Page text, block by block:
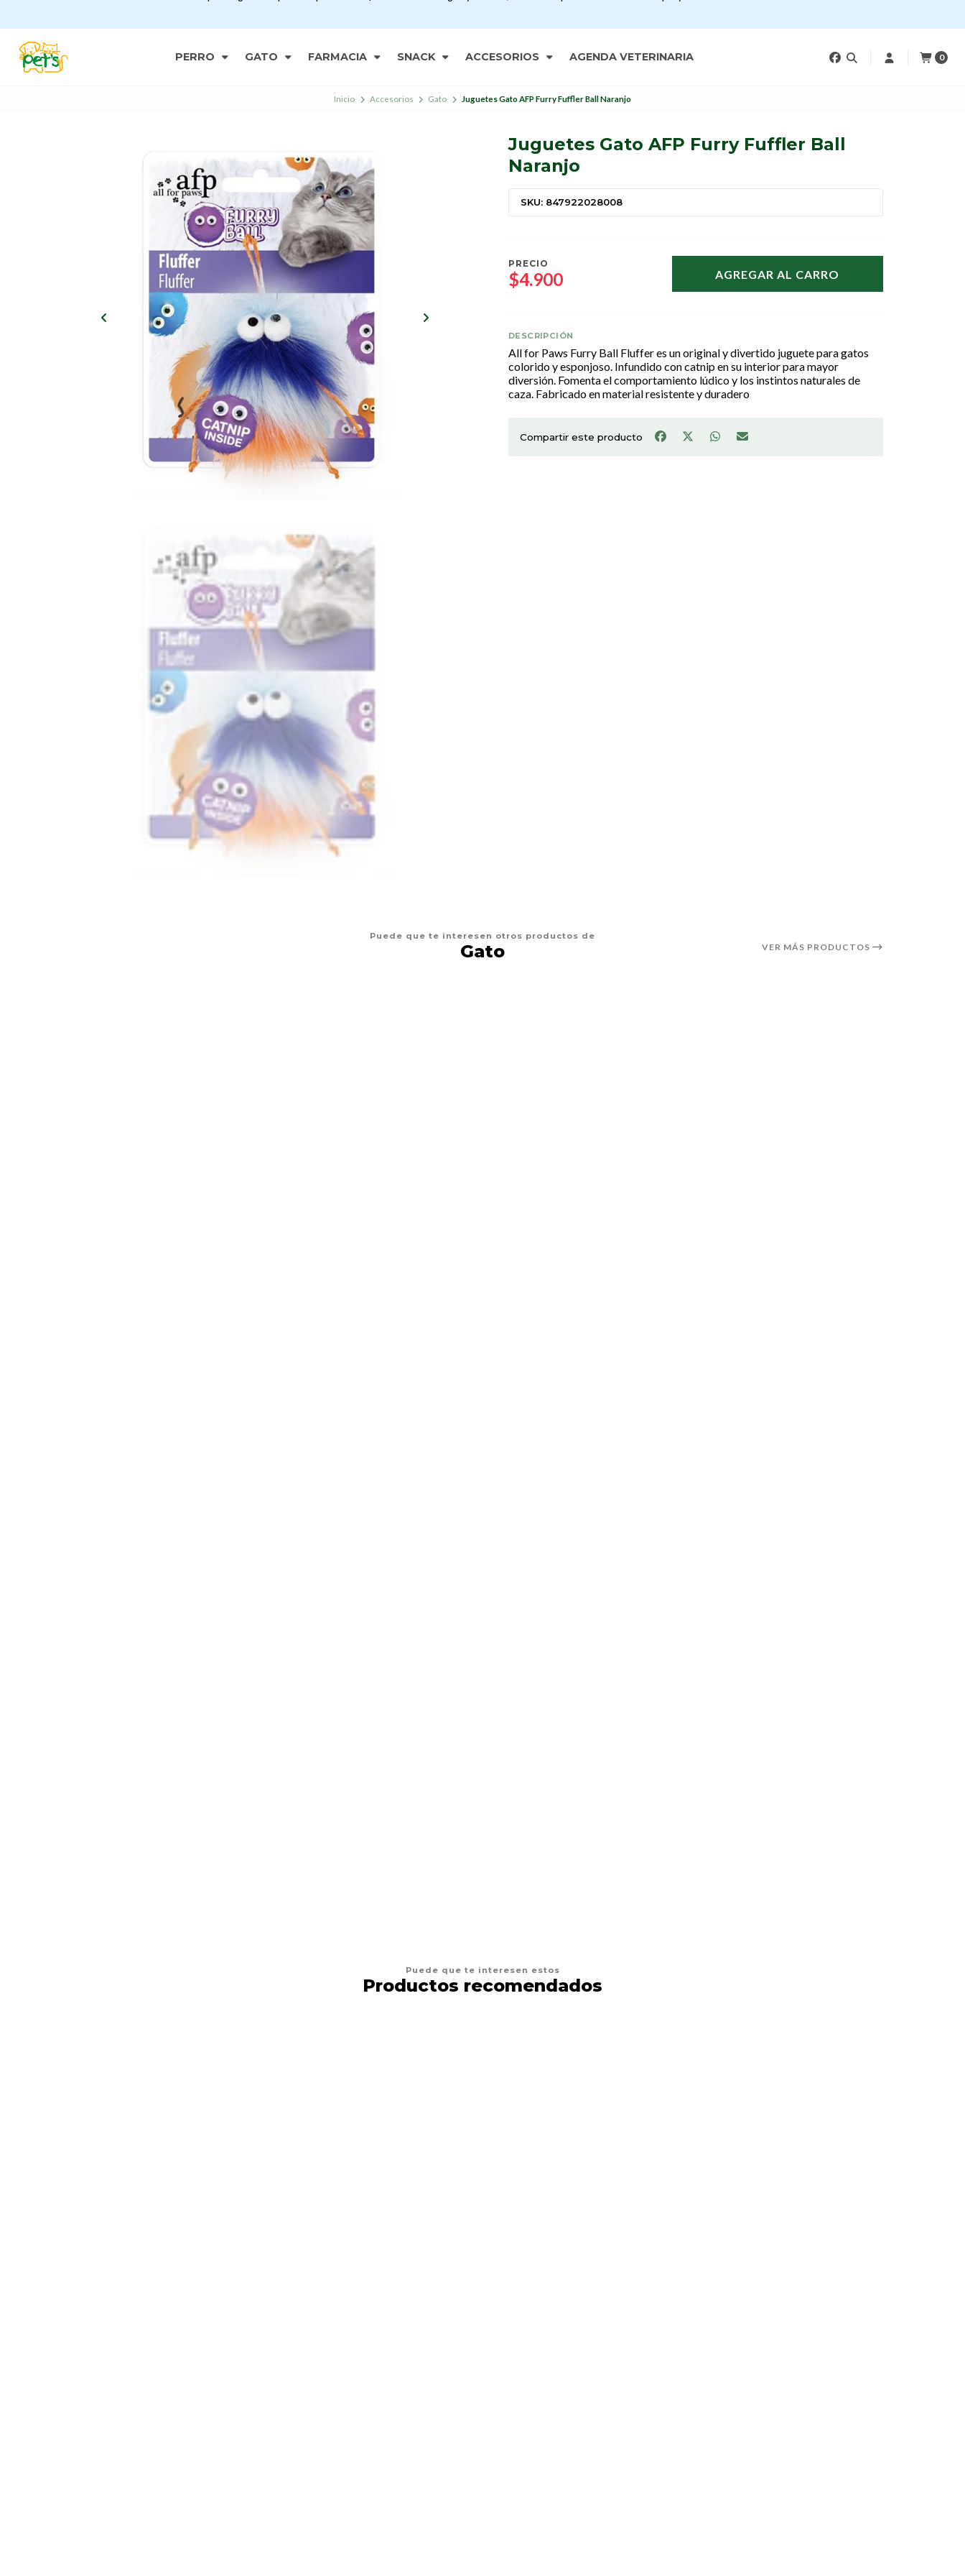
PERRO GATO FARMACIA SNACK ACCESORIOS AGENDA VETERINARIA 0
Inicio Accesorios Gato Juguetes Gato AFP Furry Fuffler Ball Naranjo
Juguetes Gato AFP Furry Fuffler Ball
Naranjo
SKU: 847922028008
PRECIO
$4.900 AGREGAR AL CARRO
DESCRIPCIÓN
All for Paws Furry Ball Fluffer es un original y divertido juguete para gatos
colorido y esponjoso. Infundido con catnip en su interior para mayor
diversión. Fomenta el comportamiento lúdico y los instintos naturales de
caza. Fabricado en material resistente y duradero
Compartir este producto
Puede que te interesen otros productos de
Gato VER MÁS PRODUCTOS
Puede que te interesen estos
Productos recomendados